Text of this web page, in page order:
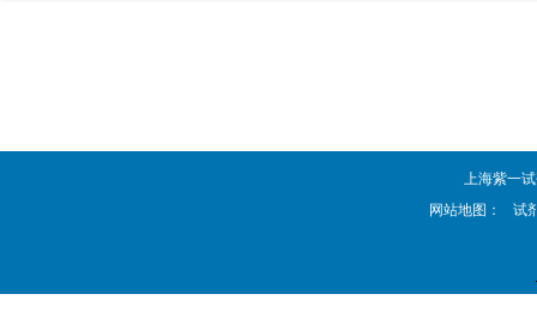
上海紫一
网站地图：
试